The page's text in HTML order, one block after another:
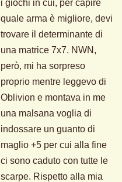
i giochi in cui, per capire
quale arma è migliore, devi
trovare il determinante di
una matrice 7x7. NWN,
però, mi ha sorpreso
proprio mentre leggevo di
Oblivion e montava in me
una malsana voglia di
indossare un guanto di
maglio +5 per cui alla fine
ci sono caduto con tutte le
scarpe. Rispetto alla mia